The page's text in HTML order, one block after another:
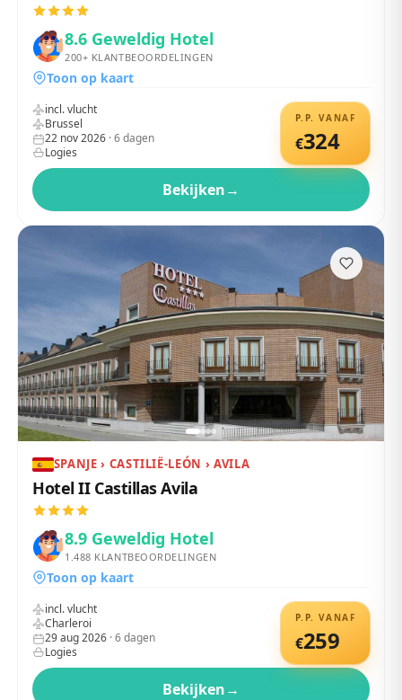
8.6 Geweldig Hotel
200+ KLANTBEOORDELINGEN
Toon op kaart
P.P. VANAF
€324
incl. vlucht
Brussel
22 nov 2026 ·6dagen
Logies
Bekijken→
SPANJE › CASTILIË-LEÓN › AVILA
Hotel II Castillas Avila
8.9 Geweldig Hotel
1.488 KLANTBEOORDELINGEN
Toon op kaart
P.P. VANAF
€259
incl. vlucht
Charleroi
29 aug 2026 ·6dagen
Logies
Bekijken→